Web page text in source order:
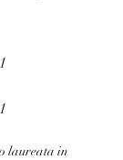
laureata in